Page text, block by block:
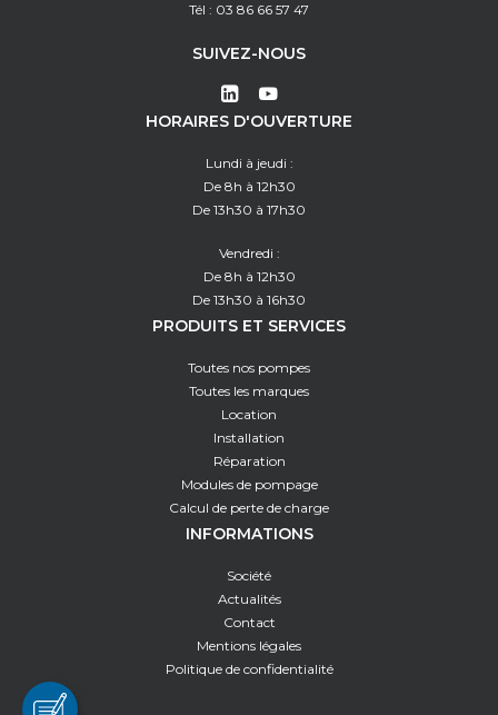
Tél : 03 86 66 57 47
SUIVEZ-NOUS
HORAIRES D'OUVERTURE
Lundi à jeudi :
De 8h à 12h30
De 13h30 à 17h30
Vendredi :
De 8h à 12h30
De 13h30 à 16h30
PRODUITS ET SERVICES
Toutes nos pompes
Toutes les marques
Location
Installation
Réparation
Modules de pompage
Calcul de perte de charge
INFORMATIONS
Société
Actualités
Contact
Mentions légales
Politique de confidentialité